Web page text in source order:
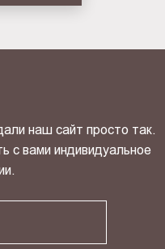
наш сайт просто так.
с вами индивидуальное